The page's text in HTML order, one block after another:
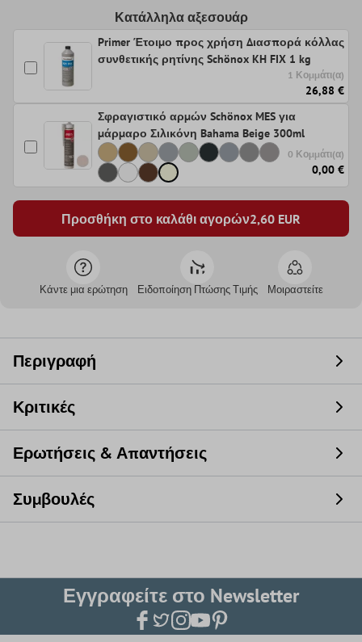
Κατάλληλα αξεσουάρ
Primer Έτοιμο προς χρήση Διασπορά κόλλας
συνθετικής ρητίνης Schönox KH FIX 1 kg
1 Κομμάτι(α)
26,88 €
Σφραγιστικό αρμών Schönox MES για
μάρμαρο Σιλικόνη Bahama Beige 300ml
0 Κομμάτι(α)
0,00 €
Προσθήκη στο καλάθι αγορών2,60 EUR
Κάντε μια ερώτηση Ειδοποίηση Πτώσης Τιμής Μοιραστείτε
Περιγραφή
Κριτικές
Ερωτήσεις & Απαντήσεις
Συμβουλές
Εγγραφείτε στο Newsletter